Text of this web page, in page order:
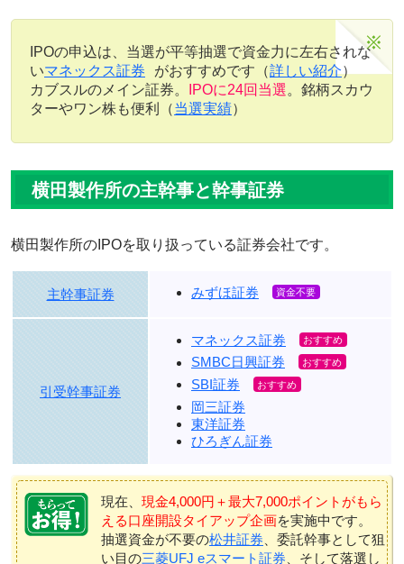
IPOの申込は、当選が平等抽選で資金力に左右されな
いマネックス証券 がおすすめです（詳しい紹介）
カブスルのメイン証券。
IPOに24回当選。銘柄スカウ
ターやワン株も便利（当選実績）
横田製作所の主幹事と幹事証券
横田製作所のIPOを取り扱っている証券会社です。
主幹事証券 みずほ証券
引受幹事証券
マネックス証券
SMBC日興証券
SBI証券
岡三証券
東洋証券
ひろぎん証券
現在、 現金4,000円＋最大7,000ポイントがもら
える口座開設タイアップ企画を実施中です。
抽選資金が不要の松井証券 、委託幹事として狙
い目の三菱UFJ eスマート証券 、そして落選し